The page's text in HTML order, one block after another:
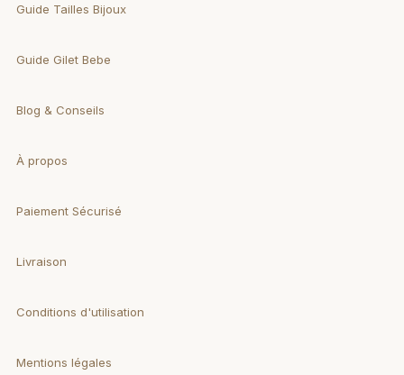
Guide Tailles Bijoux
Guide Gilet Bebe
Blog & Conseils
À propos
Paiement Sécurisé
Livraison
Conditions d'utilisation
Mentions légales